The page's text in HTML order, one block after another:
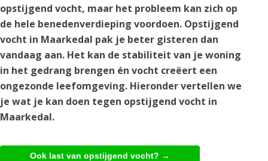
opstijgend vocht, maar het probleem kan zich op
de hele benedenverdieping voordoen. Opstijgend
vocht in Maarkedal pak je beter gisteren dan
vandaag aan. Het kan de stabiliteit van je woning
in het gedrang brengen én vocht creëert een
ongezonde leefomgeving. Hieronder vertellen we
je wat je kan doen tegen opstijgend vocht in
Maarkedal.
Ook last van opstijgend vocht? →